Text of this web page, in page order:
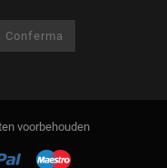
voorbehouden